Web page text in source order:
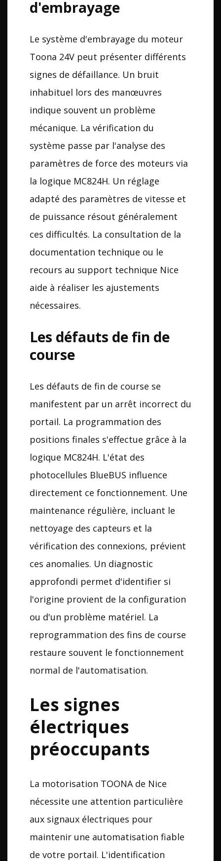
d'embrayage
Le système d'embrayage du moteur
Toona 24V peut présenter différents
signes de défaillance. Un bruit
inhabituel lors des manœuvres
indique souvent un problème
mécanique. La vérification du
système passe par l'analyse des
paramètres de force des moteurs via
la logique MC824H. Un réglage
adapté des paramètres de vitesse et
de puissance résout généralement
ces difficultés. La consultation de la
documentation technique ou le
recours au support technique Nice
aide à réaliser les ajustements
nécessaires.
Les défauts de fin de
course
Les défauts de fin de course se
manifestent par un arrêt incorrect du
portail. La programmation des
positions finales s'effectue grâce à la
logique MC824H. L'état des
photocellules BlueBUS influence
directement ce fonctionnement. Une
maintenance régulière, incluant le
nettoyage des capteurs et la
vérification des connexions, prévient
ces anomalies. Un diagnostic
approfondi permet d'identifier si
l'origine provient de la configuration
ou d'un problème matériel. La
reprogrammation des fins de course
restaure souvent le fonctionnement
normal de l'automatisation.
Les signes
électriques
préoccupants
La motorisation TOONA de Nice
nécessite une attention particulière
aux signaux électriques pour
maintenir une automatisation fiable
de votre portail. L'identification